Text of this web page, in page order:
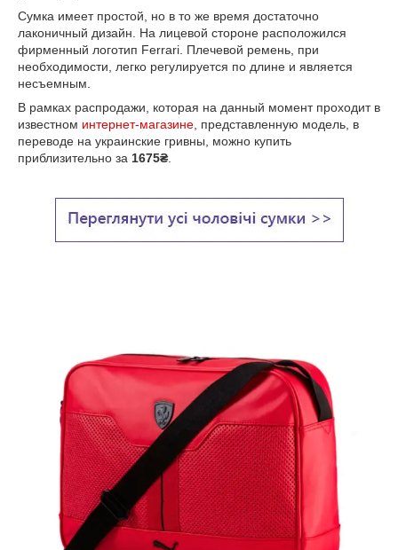
Сумка имеет простой, но в то же время достаточно
лаконичный дизайн. На лицевой стороне расположился
фирменный логотип Ferrari. Плечевой ремень, при
необходимости, легко регулируется по длине и является
несъемным.
В рамках распродажи, которая на данный момент проходит в
известном интернет-магазине , представленную модель, в
переводе на украинские гривны, можно купить
приблизительно за 1675₴